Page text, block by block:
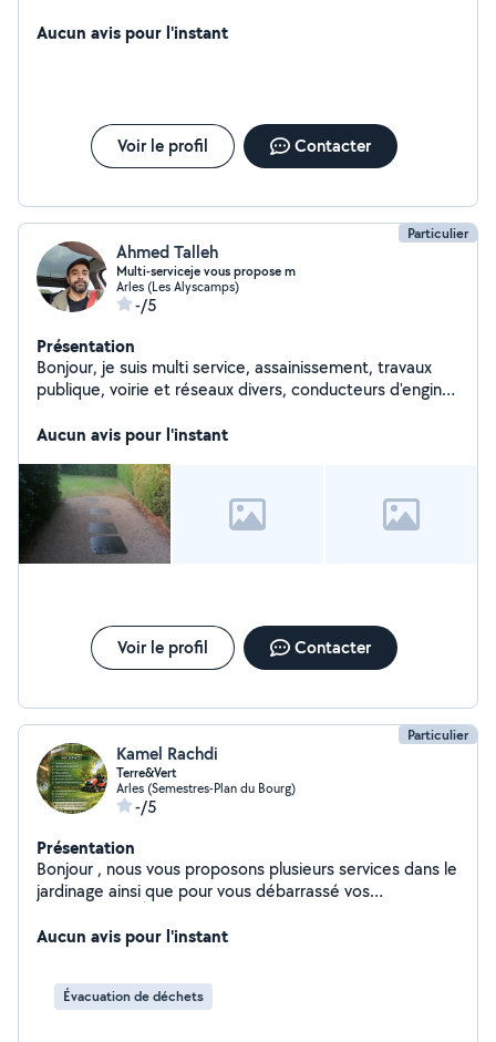
Aucun avis pour l'instant
Voir le profil Contacter
Particulier
Ahmed Talleh
Multi-serviceje vous propose m
Arles (Les Alyscamps)
-/5
Présentation
Bonjour, je suis multi service, assainissement, travaux
publique, voirie et réseaux divers, conducteurs d'engins,
pour plus de détails. Cordialement
Aucun avis pour l'instant
Voir le profil Contacter
Particulier
Kamel Rachdi
Terre&Vert
Arles (Semestres-Plan du Bourg)
-/5
Présentation
Bonjour , nous vous proposons plusieurs services dans le
jardinage ainsi que pour vous débarrassé vos
Aucun avis pour l'instant
Évacuation de déchets